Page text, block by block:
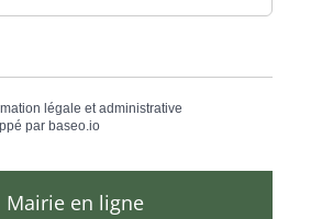
légale et administrative
par baseo.io
Mairie en ligne